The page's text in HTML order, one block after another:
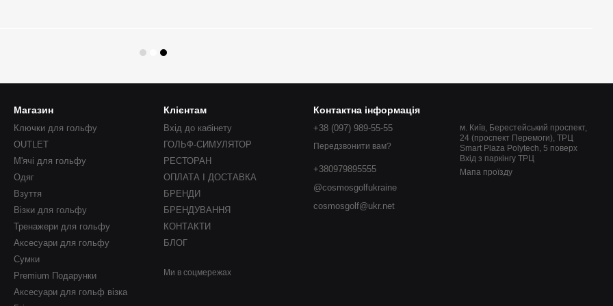
Магазин
Ключки для гольфу
OUTLET
М'ячі для гольфу
Одяг
Взуття
Візки для гольфу
Тренажери для гольфу
Аксесуари для гольфу
Сумки
Premium Подарунки
Аксесуари для гольф візка
Клієнтам
Вхід до кабінету
ГОЛЬФ-СИМУЛЯТОР
РЕСТОРАН
ОПЛАТА І ДОСТАВКА
БРЕНДИ
БРЕНДУВАННЯ
КОНТАКТИ
БЛОГ
Ми в соцмережах
Контактна інформація
+38 (097) 989-55-55
Передзвонити вам?
+380979895555
@cosmosgolfukraine
cosmosgolf@ukr.net
м. Київ, Берестейський проспект,
24 (проспект Перемоги), ТРЦ
Smart Plaza Polytech, 5 поверх
Вхід з паркінгу ТРЦ
Мапа проїзду